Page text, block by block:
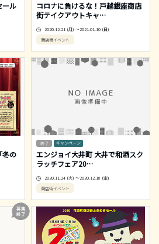
ル
コロナに負けるな！戸越銀座商店
街テイクアウトキャ…
2020.12.21 (月) ～2021.01.10 (日)
商店街イベント
の
キャンペーン
エンジョイ大井町 大井で和酒スク
ラッチフェア20…
2020.11.24 (火) ～2020.12.18 (金)
商店街イベント